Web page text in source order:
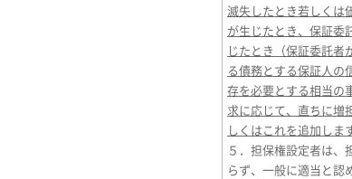
滅失したとき若しくは
が生じたとき、保証委
じたとき（保証委託者
る債務とする保証人の
存を必要とする相当の
求に応じて、直ちに増
しくはこれを追加しま
５．担保権設定者は、
らず、一般に適当と認